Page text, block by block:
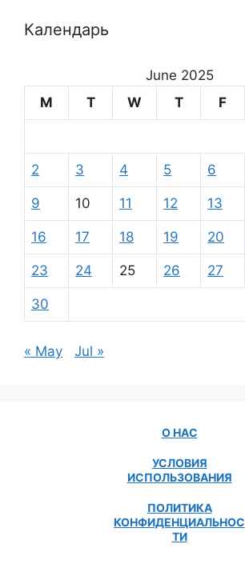
Календарь
June 2025
M
T W T F
2 3 4 5 6
9 10 11 12 13
16 17 18 19 20
23 24 25 26 27
30
« May Jul »
О НАС
УСЛОВИЯ
ИСПОЛЬЗОВАНИЯ
ПОЛИТИКА
КОНФИДЕНЦИАЛЬНОС
ТИ